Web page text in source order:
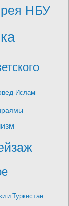
НБУ
Ислам
и Туркестан